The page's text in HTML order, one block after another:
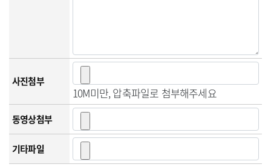
사진첨부
10M미만, 압축파일로 첨부해주세요
동영상첨부
기타파일